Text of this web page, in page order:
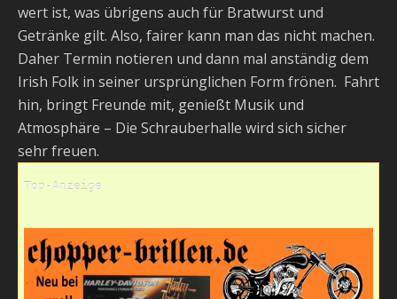
wert ist, was übrigens auch für Bratwurst und
Getränke gilt. Also, fairer kann man das nicht machen.
Daher Termin notieren und dann mal anständig dem
Irish Folk in seiner ursprünglichen Form frönen. Fahrt
hin, bringt Freunde mit, genießt Musik und
Atmosphäre – Die Schrauberhalle wird sich sicher
sehr freuen.
Top-Anzeige